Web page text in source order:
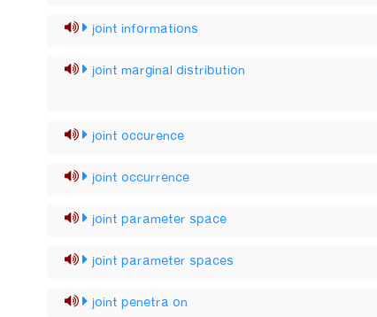
joint informations
joint marginal distribution
joint occurence
joint occurrence
joint parameter space
joint parameter spaces
joint penetra on